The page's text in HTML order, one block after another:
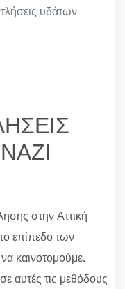
υδάτων
στην Αττική
επίπεδο των
καινοτομούμε.
αυτές τις μεθόδους